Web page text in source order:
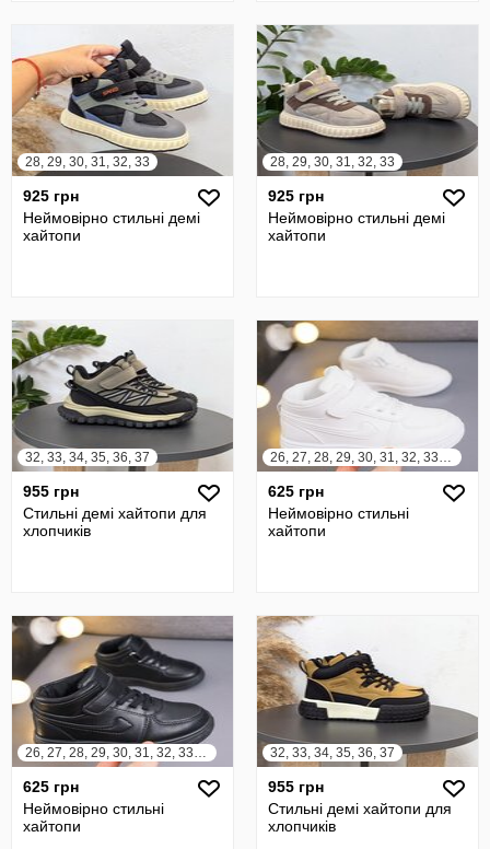
28, 29, 30, 31, 32, 33
925 грн
Неймовірно стильні демі
хайтопи
28, 29, 30, 31, 32, 33
925 грн
Неймовірно стильні демі
хайтопи
32, 33, 34, 35, 36, 37
955 грн
Стильні демі хайтопи для
хлопчиків
26, 27, 28, 29, 30, 31, 32, 33, 34, 35, 36, 37
625 грн
Неймовірно стильні
хайтопи
26, 27, 28, 29, 30, 31, 32, 33, 34, 35, 36, 37
625 грн
Неймовірно стильні
хайтопи
32, 33, 34, 35, 36, 37
955 грн
Стильні демі хайтопи для
хлопчиків